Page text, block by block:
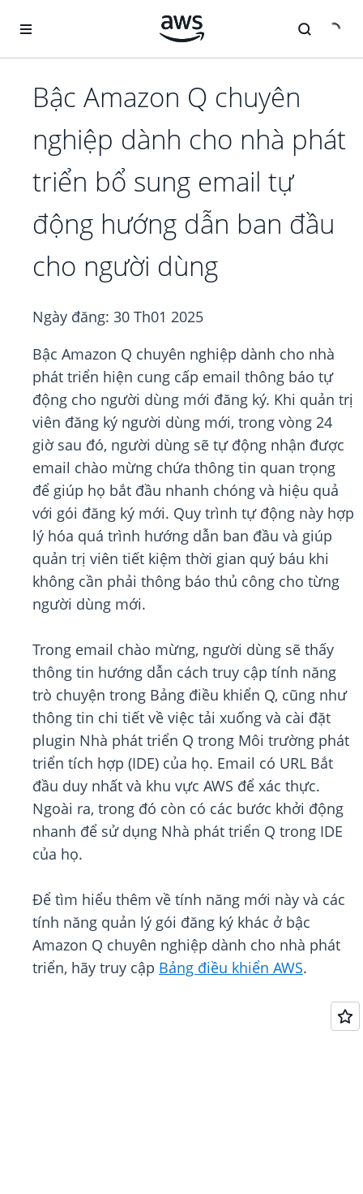
Bậc Amazon Q chuyên
nghiệp dành cho nhà phát
triển bổ sung email tự
động hướng dẫn ban đầu
cho người dùng
Ngày đăng: 30 Th01 2025
Bậc Amazon Q chuyên nghiệp dành cho nhà
phát triển hiện cung cấp email thông báo tự
động cho người dùng mới đăng ký. Khi quản trị
viên đăng ký người dùng mới, trong vòng 24
giờ sau đó, người dùng sẽ tự động nhận được
email chào mừng chứa thông tin quan trọng
để giúp họ bắt đầu nhanh chóng và hiệu quả
với gói đăng ký mới. Quy trình tự động này hợp
lý hóa quá trình hướng dẫn ban đầu và giúp
quản trị viên tiết kiệm thời gian quý báu khi
không cần phải thông báo thủ công cho từng
người dùng mới.
Trong email chào mừng, người dùng sẽ thấy
thông tin hướng dẫn cách truy cập tính năng
trò chuyện trong Bảng điều khiển Q, cũng như
thông tin chi tiết về việc tải xuống và cài đặt
plugin Nhà phát triển Q trong Môi trường phát
triển tích hợp (IDE) của họ. Email có URL Bắt
đầu duy nhất và khu vực AWS để xác thực.
Ngoài ra, trong đó còn có các bước khởi động
nhanh để sử dụng Nhà phát triển Q trong IDE
của họ.
Để tìm hiểu thêm về tính năng mới này và các
tính năng quản lý gói đăng ký khác ở bậc
Amazon Q chuyên nghiệp dành cho nhà phát
triển, hãy truy cập Bảng điều khiển AWS.